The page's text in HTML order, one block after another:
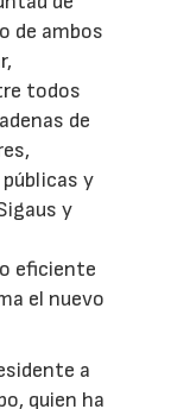
de ambos
todos
de
y
y
eficiente
el nuevo
a
quien ha